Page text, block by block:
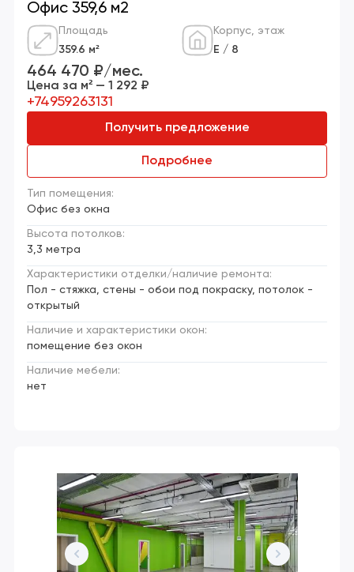
Офис 359,6 м2
Площадь
359.6 м²
Корпус, этаж
Е / 8
Тип помещения:
Офис без окна
Высота потолков:
3,3 метра
Характеристики отделки/наличие ремонта:
Пол - стяжка, стены - обои под покраску, потолок -
открытый
Наличие и характеристики окон:
помещение без окон
Наличие мебели:
нет
464 470 ₽/мес.
Цена за м² — 1 292 ₽
+74959263131
Получить предложение
Подробнее